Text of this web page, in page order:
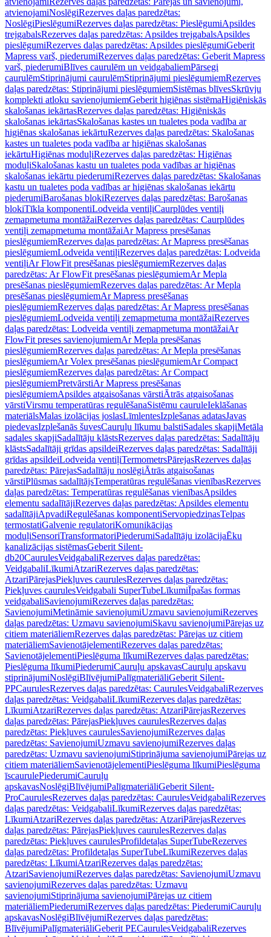
atvienojamiNoslēgiRezerves daļas paredzētas:
NoslēgiPieslēgumiRezerves daļas paredzētas: PieslēgumiApsildes
trejgabalsRezerves daļas paredzētas: Apsildes trejgabalsApsildes
pieslēgumiRezerves daļas paredzētas: Apsildes pieslēgumiGeberit
Mapress varš, piederumiRezerves daļas paredzētas: Geberit Mapress
varš, piederumiBlīves caurulēm un veidgabaliemPārsegi
caurulēmStiprinājumi caurulēmStiprinājumi pieslēgumiemRezerves
daļas paredzētas: Stiprinājumi pieslēgumiemSistēmas blīvesSkrūvju
komplekti atloku savienojumiemGeberit higiēnas sistēmaHigiēniskās
skalošanas iekārtasRezerves daļas paredzētas: Higiēniskās
skalošanas iekārtasSkalošanas kastes un tualetes poda vadība ar
higiēnas skalošanas iekārtuRezerves daļas paredzētas: Skalošanas
kastes un tualetes poda vadība ar higiēnas skalošanas
iekārtuHigiēnas moduļiRezerves daļas paredzētas: Higiēnas
moduļiSkalošanas kastu un tualetes poda vadības ar higiēnas
skalošanas iekārtu piederumiRezerves daļas paredzētas: Skalošanas
kastu un tualetes poda vadības ar higiēnas skalošanas iekārtu
piederumiBarošanas blokiRezerves daļas paredzētas: Barošanas
blokiTīkla komponentiLodveida ventiļiCaurplūdes ventiļi
zemapmetuma montāžaiRezerves daļas paredzētas: Caurplūdes
ventiļi zemapmetuma montāžaiAr Mapress presēšanas
pieslēgumiemRezerves daļas paredzētas: Ar Mapress presēšanas
pieslēgumiemLodveida ventiļiRezerves daļas paredzētas: Lodveida
ventiļiAr FlowFit presēšanas pieslēgumiemRezerves daļas
paredzētas: Ar FlowFit presēšanas pieslēgumiemAr Mepla
presēšanas pieslēgumiemRezerves daļas paredzētas: Ar Mepla
presēšanas pieslēgumiemAr Mapress presēšanas
pieslēgumiemRezerves daļas paredzētas: Ar Mapress presēšanas
pieslēgumiemLodveida ventiļi zemapmetuma montāžaiRezerves
daļas paredzētas: Lodveida ventiļi zemapmetuma montāžaiAr
FlowFit preses savienojumiemAr Mepla presēšanas
pieslēgumiemRezerves daļas paredzētas: Ar Mepla presēšanas
pieslēgumiemAr Volex presēšanas pieslēgumiemAr Compact
pieslēgumiemRezerves daļas paredzētas: Ar Compact
pieslēgumiemPretvārstiAr Mapress presēšanas
pieslēgumiemApsildes atgaisošanas vārstiĀtrās atgaisošanas
vārstiVirsmu temperatūras regulēšanaSistēmu cauruleIeklāšanas
materiālsMalas izolācijas joslasLīmlentesIzplešanas adatasJavas
piedevasIzplešanās šuvesCauruļu līkumu balstiSadales skapjiMetāla
sadales skapjiSadalītāju klāstsRezerves daļas paredzētas: Sadalītāju
klāstsSadalītāji grīdas apsildeiRezerves daļas paredzētas: Sadalītāji
grīdas apsildeiLodveida ventiļiTermometrsPārejasRezerves daļas
paredzētas: PārejasSadalītāju noslēgiĀtrās atgaisošanas
vārstiPlūsmas sadalītājsTemperatūras regulēšanas vienībasRezerves
daļas paredzētas: Temperatūras regulēšanas vienībasApsildes
elementu sadalītājiRezerves daļas paredzētas: Apsildes elementu
sadalītājiApvadiRegulēšanas komponentiServopiedziņasTelpas
termostatiGalvenie regulatoriKomunikācijas
moduļiSensoriTransformatoriPiederumiSadalītāju izolācijaĒku
kanalizācijas sistēmasGeberit Silent-
db20CaurulesVeidgabaliRezerves daļas paredzētas:
VeidgabaliLīkumiAtzariRezerves daļas paredzētas:
AtzariPārejasPiekļuves caurulesRezerves daļas paredzētas:
Piekļuves caurulesVeidgabali SuperTubeLīkumiĪpašas formas
veidgabaliSavienojumiRezerves daļas paredzētas:
SavienojumiMetināmie savienojumiUzmavu savienojumiRezerves
daļas paredzētas: Uzmavu savienojumiSkavu savienojumiPārejas uz
citiem materiāliemRezerves daļas paredzētas: Pārejas uz citiem
materiāliemSavienotājelementiRezerves daļas paredzētas:
SavienotājelementiPieslēguma līkumiRezerves daļas paredzētas:
Pieslēguma līkumiPiederumiCauruļu apskavasCauruļu apskavu
stiprinājumiNoslēgiBlīvējumiPalīgmateriāliGeberit Silent-
PPCaurulesRezerves daļas paredzētas: CaurulesVeidgabaliRezerves
daļas paredzētas: VeidgabaliLīkumiRezerves daļas paredzētas:
LīkumiAtzariRezerves daļas paredzētas: AtzariPārejasRezerves
daļas paredzētas: PārejasPiekļuves caurulesRezerves daļas
paredzētas: Piekļuves caurulesSavienojumiRezerves daļas
paredzētas: SavienojumiUzmavu savienojumiRezerves daļas
paredzētas: Uzmavu savienojumiStiprinājuma savienojumiPārejas uz
citiem materiāliemSavienotājelementiPieslēguma līkumiPieslēguma
īscaurulePiederumiCauruļu
apskavasNoslēgiBlīvējumiPalīgmateriāliGeberit Silent-
ProCaurulesRezerves daļas paredzētas: CaurulesVeidgabaliRezerves
daļas paredzētas: VeidgabaliLīkumiRezerves daļas paredzētas:
LīkumiAtzariRezerves daļas paredzētas: AtzariPārejasRezerves
daļas paredzētas: PārejasPiekļuves caurulesRezerves daļas
paredzētas: Piekļuves caurulesProfildetaļas SuperTubeRezerves
daļas paredzētas: Profildetaļas SuperTubeLīkumiRezerves daļas
paredzētas: LīkumiAtzariRezerves daļas paredzētas:
AtzariSavienojumiRezerves daļas paredzētas: SavienojumiUzmavu
savienojumiRezerves daļas paredzētas: Uzmavu
savienojumiStiprinājuma savienojumiPārejas uz citiem
materiāliemPiederumiRezerves daļas paredzētas: PiederumiCauruļu
apskavasNoslēgiBlīvējumiRezerves daļas paredzētas:
BlīvējumiPalīgmateriāliGeberit PECaurulesVeidgabaliRezerves